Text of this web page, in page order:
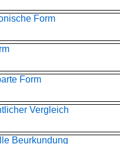
Form
Form
Vergleich
Beurkundung